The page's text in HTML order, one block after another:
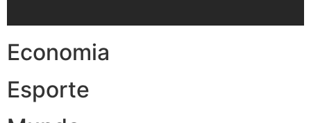
Economia
Esporte